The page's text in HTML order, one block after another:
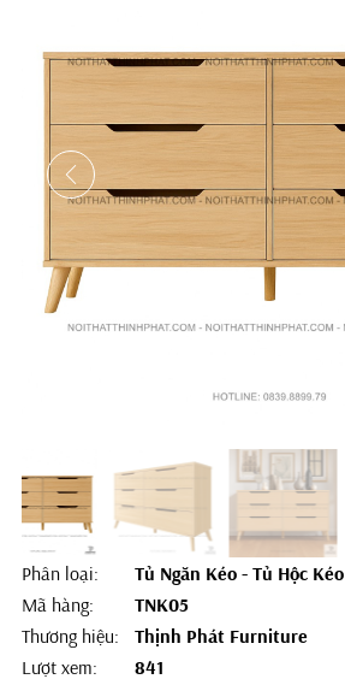
Phân loại:
Tủ Ngăn Kéo - Tủ Hộc Kéo
Mã hàng:
TNK05
Thương hiệu:
Thịnh Phát Furniture
Lượt xem:
841